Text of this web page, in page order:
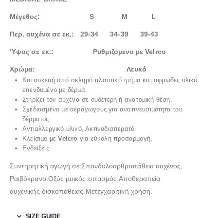
Μέγεθος: S M L
Περ. αυχένα σε εκ.: 29-34 34-39 39-43
Ύψος σε εκ.: Ρυθµιζόµενο µε Velrco
Χρώµα: Λευκό
Κατασκευή από σκληρό πλαστικό τµήµα και αφρώδες υλικό
επενδυµένο µε δέρµα.
Στηρίζει τον αυχένα σε ουδέτερη ή ανατοµική θέση.
Σχεδιασµένο µε αεραγωγούς για αναπνευσιµότητα του
δέρµατος.
Αντιαλλεργικό υλικό, Ακτινοδιαπερατό.
Κλείσιµο µεVelcro για εύκολη προσαρµογή.
Ενδείξεις:
Συντηρητική αγωγή σε:Σπονδυλοαρθροπάθεια αυχένος,
Ραιβόκρανο.Οξύς µυικός σπασµός.Αποθεραπεία
αυχενικής δισκοπάθειας.Μετεγχειριτική χρήση.
SIZE GUIDE